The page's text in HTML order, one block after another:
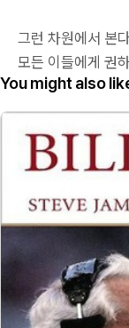
그런 차원에서 본
모든 이들에게 권
You might also